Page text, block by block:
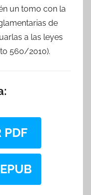
un tomo con la
de
a las leyes
560/2010).
PDF